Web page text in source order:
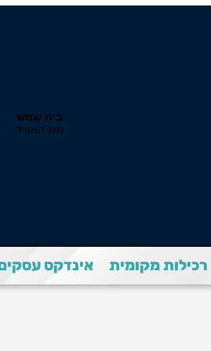
רכילות מקומית אינדקס